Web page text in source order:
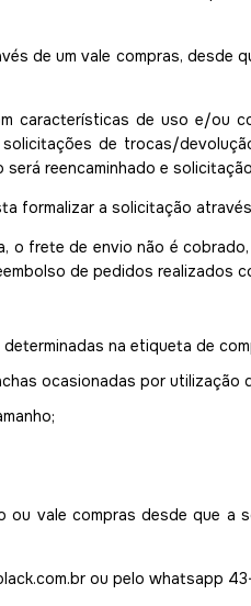
de um vale compras,
características de uso e/ou
de trocas/
reencaminhado e
formalizar a solicitação
o frete de envio não é
de pedidos
na etiqueta de
ocasionadas por
ou vale compras desde que
ou pelo whatsapp